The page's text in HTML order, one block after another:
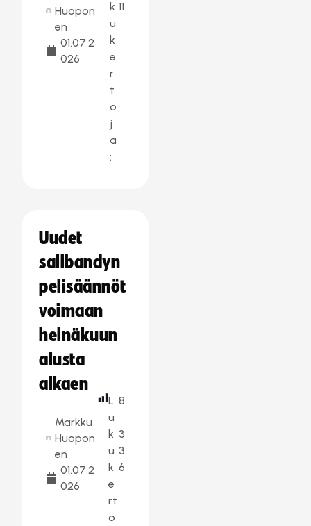
Huopon
en
01.07.2
026
k
u
k
e
r
t
o
j
a
:
11
Uudet
salibandyn
pelisäännöt
voimaan
heinäkuun
alusta
alkaen
Markku
Huopon
en
01.07.2
026
L
u
k
u
k
e
rt
o
8
3
3
6